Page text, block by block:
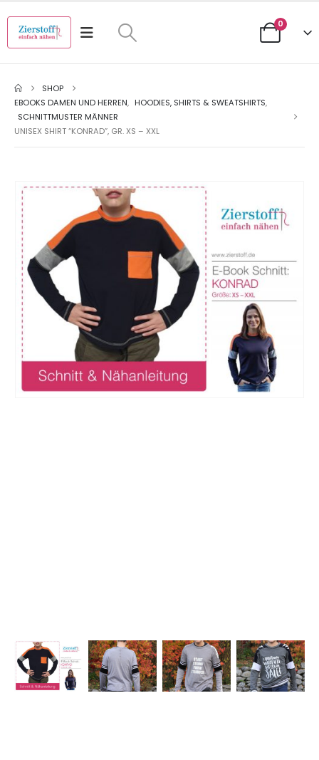
0
SHOP
EBOOKS DAMEN UND HERREN, HOODIES, SHIRTS & SWEATSHIRTS,
SCHNITTMUSTER MÄNNER
UNISEX SHIRT “KONRAD”, GR. XS – XXL